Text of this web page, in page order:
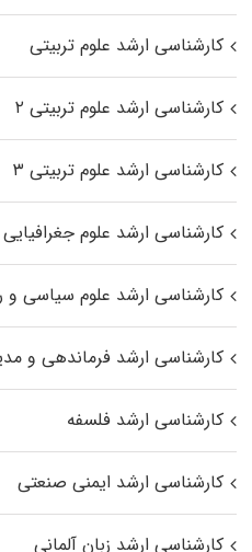
کارشناسی ارشد علوم تربیتی
کارشناسی ارشد علوم تربیتی ۲
کارشناسی ارشد علوم تربیتی ۳
کارشناسی ارشد علوم جغرافیایی
کارشناسی ارشد علوم سیاسی و
کارشناسی ارشد فرماندهی و
کارشناسی ارشد فلسفه
کارشناسی ارشد ایمنی صنعتی
کارشناسی ارشد زبان آلمانی